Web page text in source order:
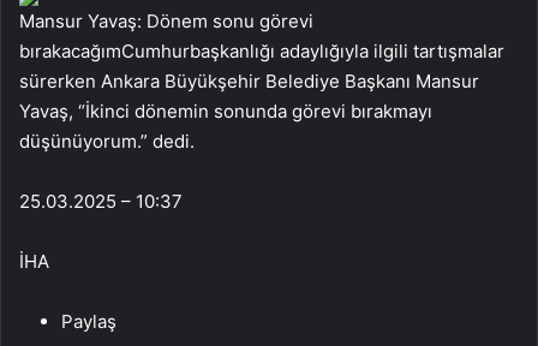
Mansur Yavaş: Dönem sonu görevi
bırakacağımCumhurbaşkanlığı adaylığıyla ilgili tartışmalar
sürerken Ankara Büyükşehir Belediye Başkanı Mansur
Yavaş, “İkinci dönemin sonunda görevi bırakmayı
düşünüyorum.” dedi.
25.03.2025 – 10:37
İHA
Paylaş